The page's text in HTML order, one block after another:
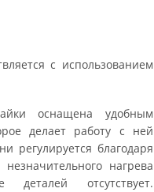
с использованием
оснащена удобным
делает работу с ней
регулируется благодаря
нагрева
деталей отсутствует.